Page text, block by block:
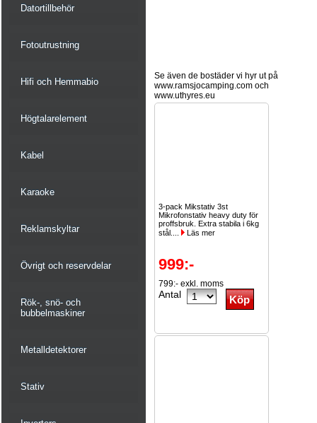
Datortillbehör
Fotoutrustning
Hifi och Hemmabio
Högtalarelement
Kabel
Karaoke
Reklamskyltar
Övrigt och reservdelar
Rök-, snö- och
bubbelmaskiner
Metalldetektorer
Stativ
Se även de bostäder vi hyr ut på
www.ramsjocamping.com och
www.uthyres.eu
3-pack Mikstativ 3st
Mikrofonstativ heavy duty för
proffsbruk. Extra stabila i 6kg
stål....
Läs mer
999:-
799:- exkl. moms
Antal